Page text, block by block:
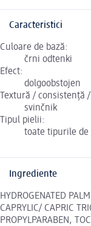
Caracteristici
Culoare de bază:
črni odtenki
Efect:
dolgoobstojen
Textură / consistență
svinčnik
Tipul pielii:
toate tipurile de
Ingrediente
HYDROGENATED
CAPRYLIC/ CAPRIC
PROPYLPARABEN,